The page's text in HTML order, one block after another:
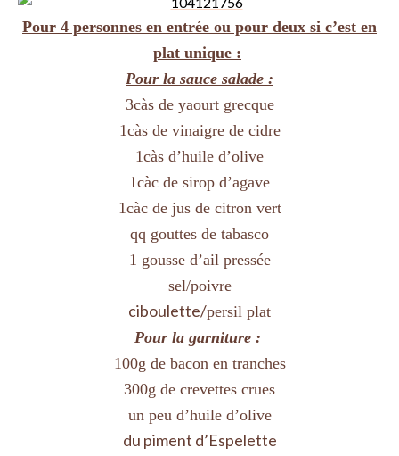
Pour 4 personnes en entrée ou pour deux si c’est en
plat unique :
Pour la sauce salade :
3càs de yaourt grecque
1càs de vinaigre de cidre
1càs d’huile d’olive
1càc de sirop d’agave
1càc de jus de citron vert
qq gouttes de tabasco
1 gousse d’ail pressée
sel/poivre
ciboulette/persil plat
Pour la garniture :
100g de bacon en tranches
300g de crevettes crues
un peu d’huile d’olive
du piment d’Espelette